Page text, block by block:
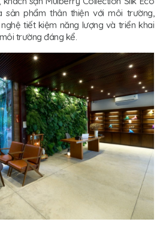
sản phẩm thân thiện với môi trường,
tiết kiệm năng lượng và triển khai
trường đáng kể.